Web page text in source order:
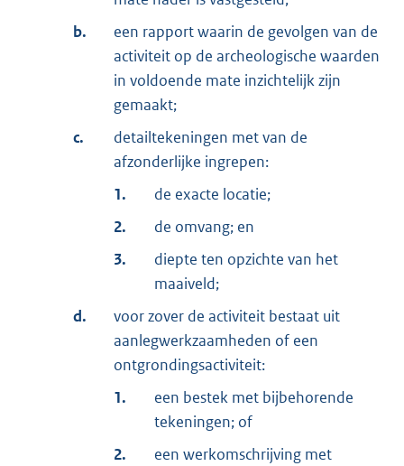
b.
een rapport waarin de gevolgen van de
activiteit op de archeologische waarden
in voldoende mate inzichtelijk zijn
gemaakt;
c.
detailtekeningen met van de
afzonderlijke ingrepen:
1.
de exacte locatie;
2.
de omvang; en
3.
diepte ten opzichte van het
maaiveld;
d.
voor zover de activiteit bestaat uit
aanlegwerkzaamheden of een
ontgrondingsactiviteit:
1.
een bestek met bijbehorende
tekeningen; of
2.
een werkomschrijving met